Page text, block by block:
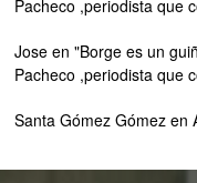
Pacheco ,periodista que
Jose en"Borge es un
Pacheco ,periodista que
Santa Gómez Gómez en